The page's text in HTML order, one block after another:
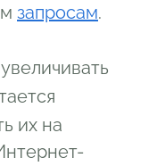
запросам.
их на